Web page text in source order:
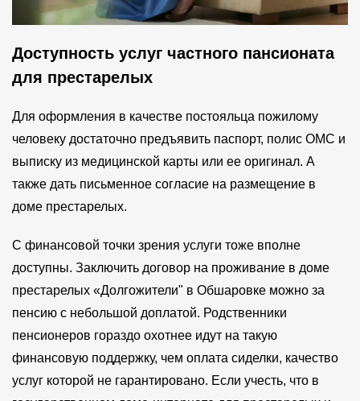
Доступность услуг частного пансионата
для престарелых
Для оформления в качестве постояльца пожилому
человеку достаточно предъявить паспорт, полис ОМС и
выписку из медицинской карты или ее оригинал. А
также дать письменное согласие на размещение в
доме престарелых.
С финансовой точки зрения услуги тоже вполне
доступны. Заключить договор на проживание в доме
престарелых «Долгожители" в Обшаровке можно за
пенсию с небольшой доплатой. Родственники
пенсионеров гораздо охотнее идут на такую
финансовую поддержку, чем оплата сиделки, качество
услуг которой не гарантировано. Если учесть, что в